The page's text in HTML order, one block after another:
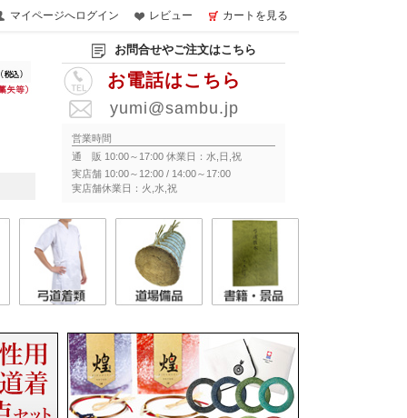
マイページへログイン レビュー カートを見る
お問合せやご注文はこちら
お電話はこちら
yumi@sambu.jp
営業時間
通 販 10:00～17:00 休業日：水,日,祝
実店舗 10:00～12:00 / 14:00～17:00
実店舗休業日：火,水,祝